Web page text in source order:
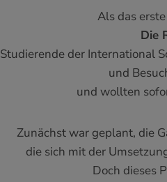
Als das
Die
Studierende der International
und
und wollten
Zunächst war geplant, die
die sich mit der
Doch dieses